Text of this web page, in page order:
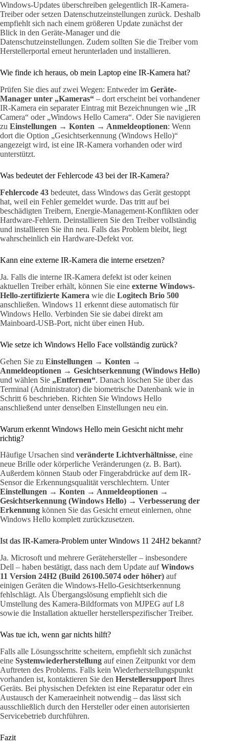
Windows-Updates überschreiben gelegentlich IR-Kamera-
Treiber oder setzen Datenschutzeinstellungen zurück. Deshalb
empfiehlt sich nach einem größeren Update zunächst der
Blick in den Geräte-Manager und die
Datenschutzeinstellungen. Zudem sollten Sie die Treiber vom
Herstellerportal erneut herunterladen und installieren.
Wie finde ich heraus, ob mein Laptop eine IR-Kamera hat?
Prüfen Sie dies auf zwei Wegen: Entweder im Geräte-
Manager unter „Kameras“ – dort erscheint bei vorhandener
IR-Kamera ein separater Eintrag mit Bezeichnungen wie „IR
Camera“ oder „Windows Hello Camera“. Oder Sie navigieren
zu Einstellungen → Konten → Anmeldeoptionen: Wenn
dort die Option „Gesichtserkennung (Windows Hello)“
angezeigt wird, ist eine IR-Kamera vorhanden oder wird
unterstützt.
Was bedeutet der Fehlercode 43 bei der IR-Kamera?
Fehlercode 43 bedeutet, dass Windows das Gerät gestoppt
hat, weil ein Fehler gemeldet wurde. Das tritt auf bei
beschädigten Treibern, Energie-Management-Konflikten oder
Hardware-Fehlern. Deinstallieren Sie den Treiber vollständig
und installieren Sie ihn neu. Falls das Problem bleibt, liegt
wahrscheinlich ein Hardware-Defekt vor.
Kann eine externe IR-Kamera die interne ersetzen?
Ja. Falls die interne IR-Kamera defekt ist oder keinen
aktuellen Treiber erhält, können Sie eine externe Windows-
Hello-zertifizierte Kamera wie die Logitech Brio 500
anschließen. Windows 11 erkennt diese automatisch für
Windows Hello. Verbinden Sie sie dabei direkt am
Mainboard-USB-Port, nicht über einen Hub.
Wie setze ich Windows Hello Face vollständig zurück?
Gehen Sie zu Einstellungen → Konten →
Anmeldeoptionen → Gesichtserkennung (Windows Hello)
und wählen Sie „Entfernen“. Danach löschen Sie über das
Terminal (Administrator) die biometrische Datenbank wie in
Schritt 6 beschrieben. Richten Sie Windows Hello
anschließend unter denselben Einstellungen neu ein.
Warum erkennt Windows Hello mein Gesicht nicht mehr
richtig?
Häufige Ursachen sind veränderte Lichtverhältnisse, eine
neue Brille oder körperliche Veränderungen (z. B. Bart).
Außerdem können Staub oder Fingerabdrücke auf dem IR-
Sensor die Erkennungsqualität verschlechtern. Unter
Einstellungen → Konten → Anmeldeoptionen →
Gesichtserkennung (Windows Hello) → Verbesserung der
Erkennung können Sie das Gesicht erneut einlernen, ohne
Windows Hello komplett zurückzusetzen.
Ist das IR-Kamera-Problem unter Windows 11 24H2 bekannt?
Ja. Microsoft und mehrere Gerätehersteller – insbesondere
Dell – haben bestätigt, dass nach dem Update aufWindows
11 Version 24H2 (Build 26100.5074 oder höher) auf
einigen Geräten die Windows-Hello-Gesichtserkennung
fehlschlägt. Als Übergangslösung empfiehlt sich die
Umstellung des Kamera-Bildformats von MJPEG auf L8
sowie die Installation aktueller herstellerspezifischer Treiber.
Was tue ich, wenn gar nichts hilft?
Falls alle Lösungsschritte scheitern, empfiehlt sich zunächst
eine Systemwiederherstellung auf einen Zeitpunkt vor dem
Auftreten des Problems. Falls kein Wiederherstellungspunkt
vorhanden ist, kontaktieren Sie den Herstellersupport Ihres
Geräts. Bei physischen Defekten ist eine Reparatur oder ein
Austausch der Kameraeinheit notwendig – das lässt sich
ausschließlich durch den Hersteller oder einen autorisierten
Servicebetrieb durchführen.
Fazit